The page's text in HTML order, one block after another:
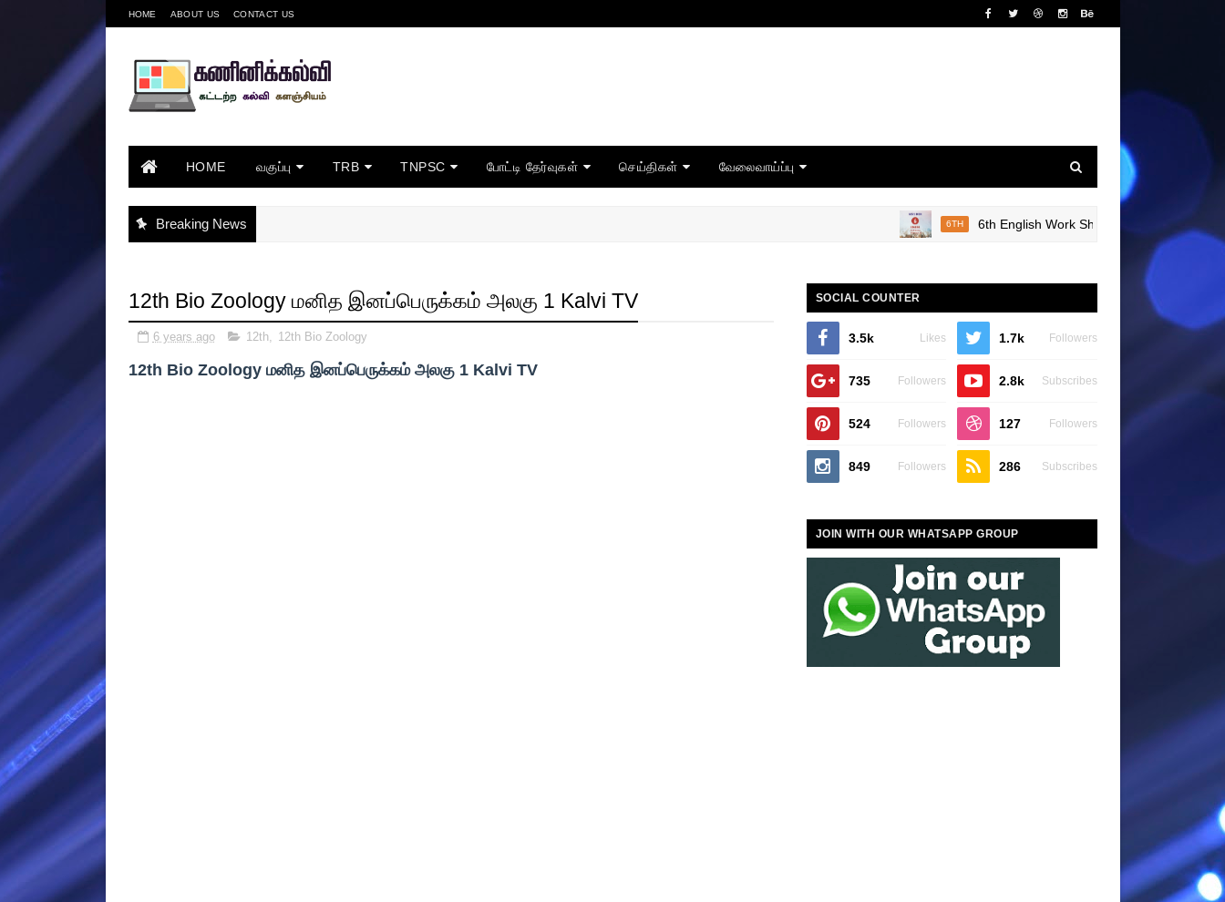
HOME ABOUT US CONTACT US
HOME வகுப்பு TRB TNPSC போட்டி தேர்வுகள் செய்திகள் வேலைவாய்ப்பு
Breaking News 6TH 6th English Work Sheet 20 Bridge Course Book
12th Bio Zoology மனித இனப்பெருக்கம் அலகு 1 Kalvi TV
6 years ago 12th, 12th Bio Zoology
12th Bio Zoology மனித இனப்பெருக்கம் அலகு 1 Kalvi TV
SOCIAL COUNTER
3.5k Likes 1.7k Followers
735 Followers 2.8k Subscribes
524 Followers 127 Followers
849 Followers 286 Subscribes
JOIN WITH OUR WHATSAPP GROUP